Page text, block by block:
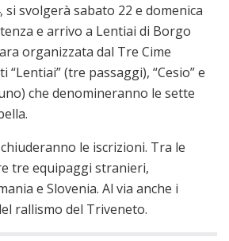
si svolgerà sabato 22 e domenica
e arrivo a Lentiai di Borgo
organizzata dal Tre Cime
(tre passaggi), “Cesio” e
che denomineranno le sette
le iscrizioni. Tra le
tre equipaggi stranieri,
e Slovenia. Al via anche i
rallismo del Triveneto.